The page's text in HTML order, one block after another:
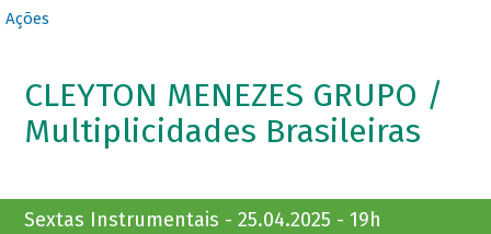
Ações
CLEYTON MENEZES GRUPO /
Multiplicidades Brasileiras
Sextas Instrumentais - 25.04.2025 - 19h